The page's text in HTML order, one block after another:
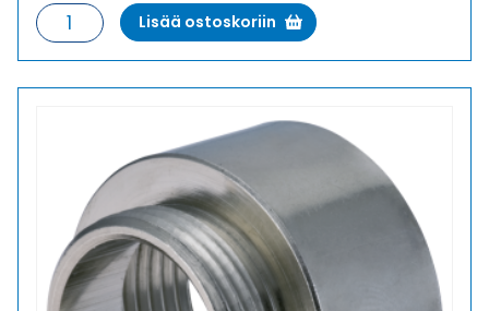
E-
MS
M20X1,5/M25X1,5
Lisää ostoskoriin